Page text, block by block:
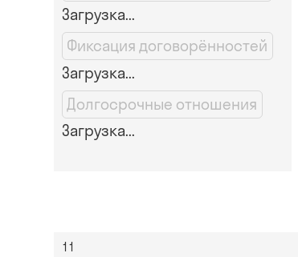
Загрузка...
Фиксация договорённостей
Загрузка...
Долгосрочные отношения
Загрузка...
11